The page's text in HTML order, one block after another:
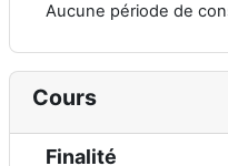
Aucune période de
Cours
Finalité